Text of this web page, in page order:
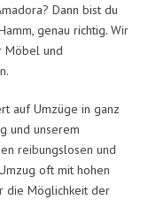
Dann bist du
genau richtig. Wir
Möbel und
auf Umzüge in ganz
und unserem
reibungslosen und
oft mit hohen
die Möglichkeit der